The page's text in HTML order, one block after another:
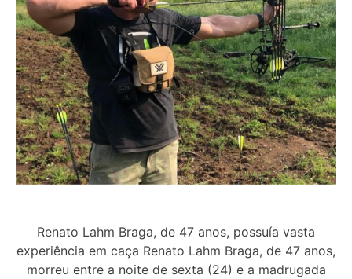
Renato Lahm Braga, de 47 anos, possuía vasta
experiência em caça Renato Lahm Braga, de 47 anos,
morreu entre a noite de sexta (24) e a madrugada